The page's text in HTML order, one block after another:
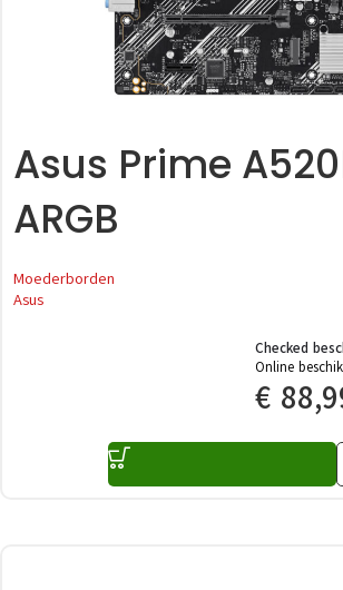
Asus Prime
ARGB
Moederborden
Asus
Checked
Online
€